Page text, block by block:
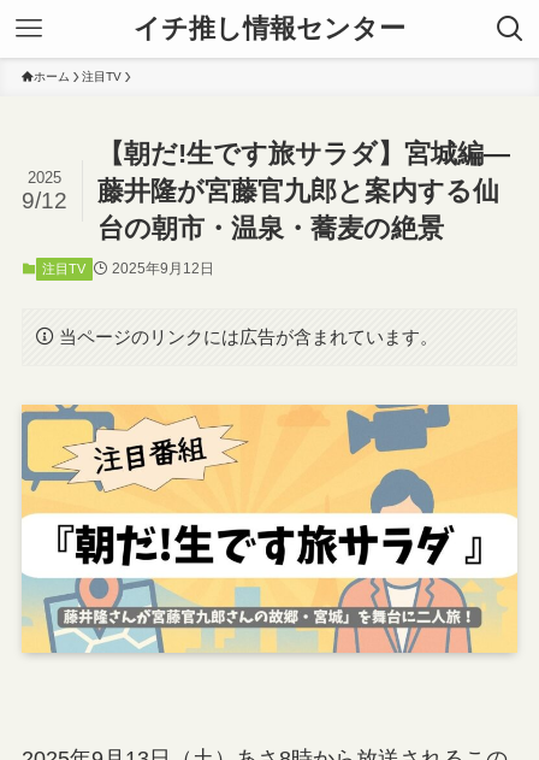
イチ推し情報センター
ホーム 注目TV
【朝だ!生です旅サラダ】宮城編—
藤井隆が宮藤官九郎と案内する仙
台の朝市・温泉・蕎麦の絶景
2025
9/12
注目TV 2025年9月12日
当ページのリンクには広告が含まれています。